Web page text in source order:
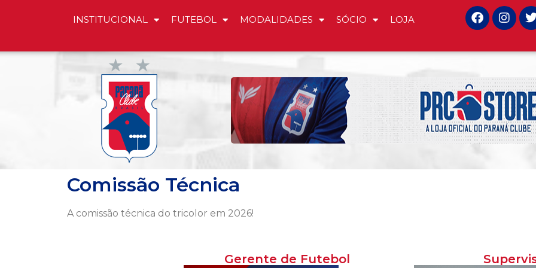
INSTITUCIONAL FUTEBOL MODALIDADES SÓCIO LOJA
Comissão Técnica
A comissão técnica do tricolor em 2026!
Gerente de Futebol